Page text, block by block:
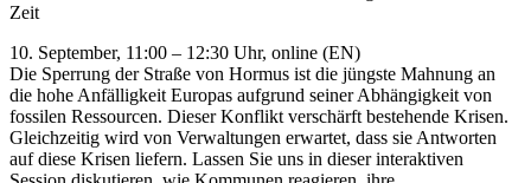
Zeit
10. September, 11:00 – 12:30 Uhr, online (EN)
Die Sperrung der Straße von Hormus ist die jüngste Mahnung an
die hohe Anfälligkeit Europas aufgrund seiner Abhängigkeit von
fossilen Ressourcen. Dieser Konflikt verschärft bestehende Krisen.
Gleichzeitig wird von Verwaltungen erwartet, dass sie Antworten
auf diese Krisen liefern. Lassen Sie uns in dieser interaktiven